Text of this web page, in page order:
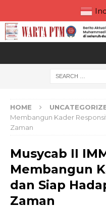
HOME
Membangun Kader
Zaman
Musycab II
Membangun
dan Siap
Zaman